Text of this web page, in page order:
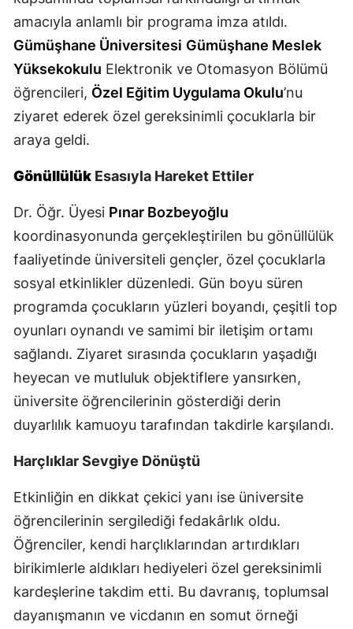
Mersin
İstanbul
İzmir
Kars
Kayseri
Kırklareli
Kırşehir
Kocaeli
Konya
Malatya
Manisa
Muğla
Muş
Nevşehir
Niğde
amacıyla anlamlı bir programa imza atıldı.
Gümüşhane Üniversitesi Gümüşhane Meslek
Yüksekokulu Elektronik ve Otomasyon Bölümü
öğrencileri, Özel Eğitim Uygulama Okulu’nu
ziyaret ederek özel gereksinimli çocuklarla bir
araya geldi.
Gönüllülük Esasıyla Hareket Ettiler
Dr. Öğr. Üyesi Pınar Bozbeyoğlu
koordinasyonunda gerçekleştirilen bu gönüllülük
faaliyetinde üniversiteli gençler, özel çocuklarla
sosyal etkinlikler düzenledi. Gün boyu süren
programda çocukların yüzleri boyandı, çeşitli top
oyunları oynandı ve samimi bir iletişim ortamı
sağlandı. Ziyaret sırasında çocukların yaşadığı
heyecan ve mutluluk objektiflere yansırken,
üniversite öğrencilerinin gösterdiği derin
duyarlılık kamuoyu tarafından takdirle karşılandı.
Harçlıklar Sevgiye Dönüştü
Etkinliğin en dikkat çekici yanı ise üniversite
öğrencilerinin sergilediği fedakârlık oldu.
Öğrenciler, kendi harçlıklarından artırdıkları
birikimlerle aldıkları hediyeleri özel gereksinimli
kardeşlerine takdim etti. Bu davranış, toplumsal
dayanışmanın ve vicdanın en somut örneği